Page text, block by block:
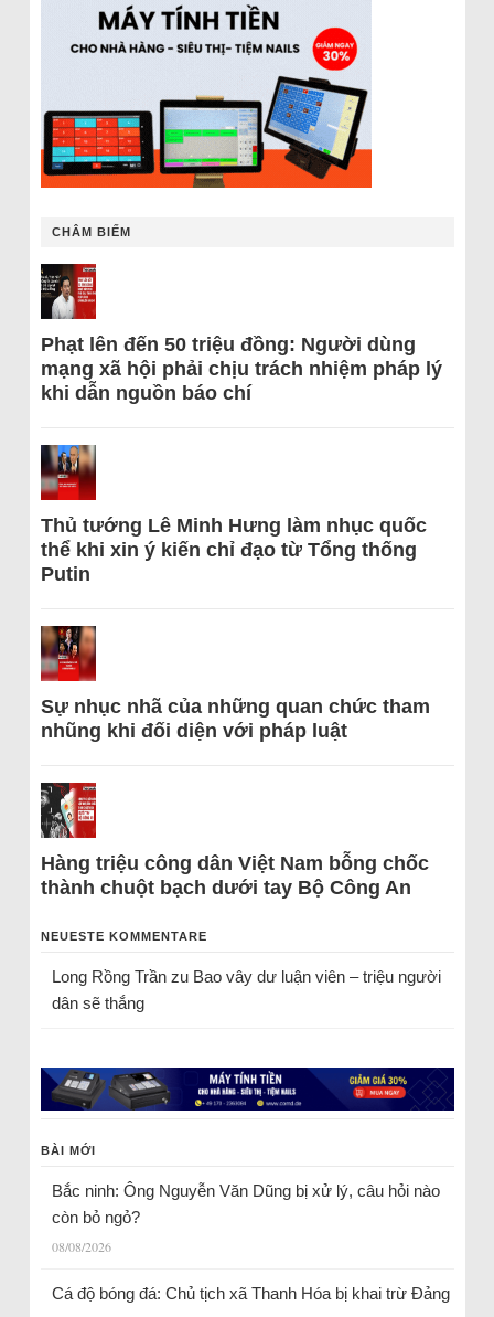
CHÂM BIẾM
Phạt lên đến 50 triệu đồng: Người dùng
mạng xã hội phải chịu trách nhiệm pháp lý
khi dẫn nguồn báo chí
Thủ tướng Lê Minh Hưng làm nhục quốc
thể khi xin ý kiến chỉ đạo từ Tổng thống
Putin
Sự nhục nhã của những quan chức tham
nhũng khi đối diện với pháp luật
Hàng triệu công dân Việt Nam bỗng chốc
thành chuột bạch dưới tay Bộ Công An
NEUESTE KOMMENTARE
Long Rồng Trầnzu Bao vây dư luận viên – triệu người
dân sẽ thắng
BÀI MỚI
Bắc ninh: Ông Nguyễn Văn Dũng bị xử lý, câu hỏi nào
còn bỏ ngỏ?
08/08/2026
Cá độ bóng đá: Chủ tịch xã Thanh Hóa bị khai trừ Đảng